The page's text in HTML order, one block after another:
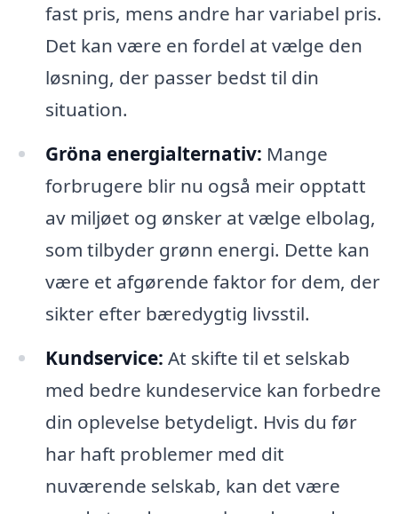
fast pris, mens andre har variabel pris.
Det kan være en fordel at vælge den
løsning, der passer bedst til din
situation.
Gröna energialternativ: Mange
forbrugere blir nu også meir opptatt
av miljøet og ønsker at vælge elbolag,
som tilbyder grønn energi. Dette kan
være et afgørende faktor for dem, der
sikter efter bæredygtig livsstil.
Kundservice: At skifte til et selskab
med bedre kundeservice kan forbedre
din oplevelse betydeligt. Hvis du før
har haft problemer med dit
nuværende selskab, kan det være